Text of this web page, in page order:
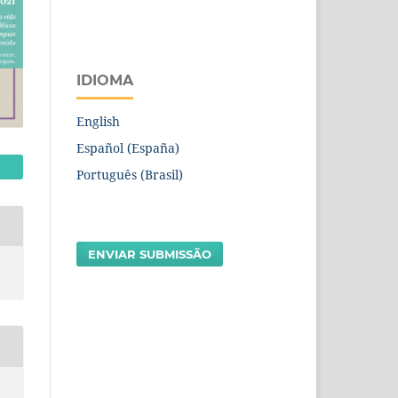
IDIOMA
English
Español (España)
Português (Brasil)
ENVIAR SUBMISSÃO